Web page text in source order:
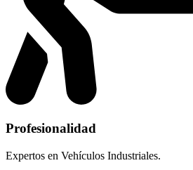
Profesionalidad
Expertos en Vehículos Industriales.